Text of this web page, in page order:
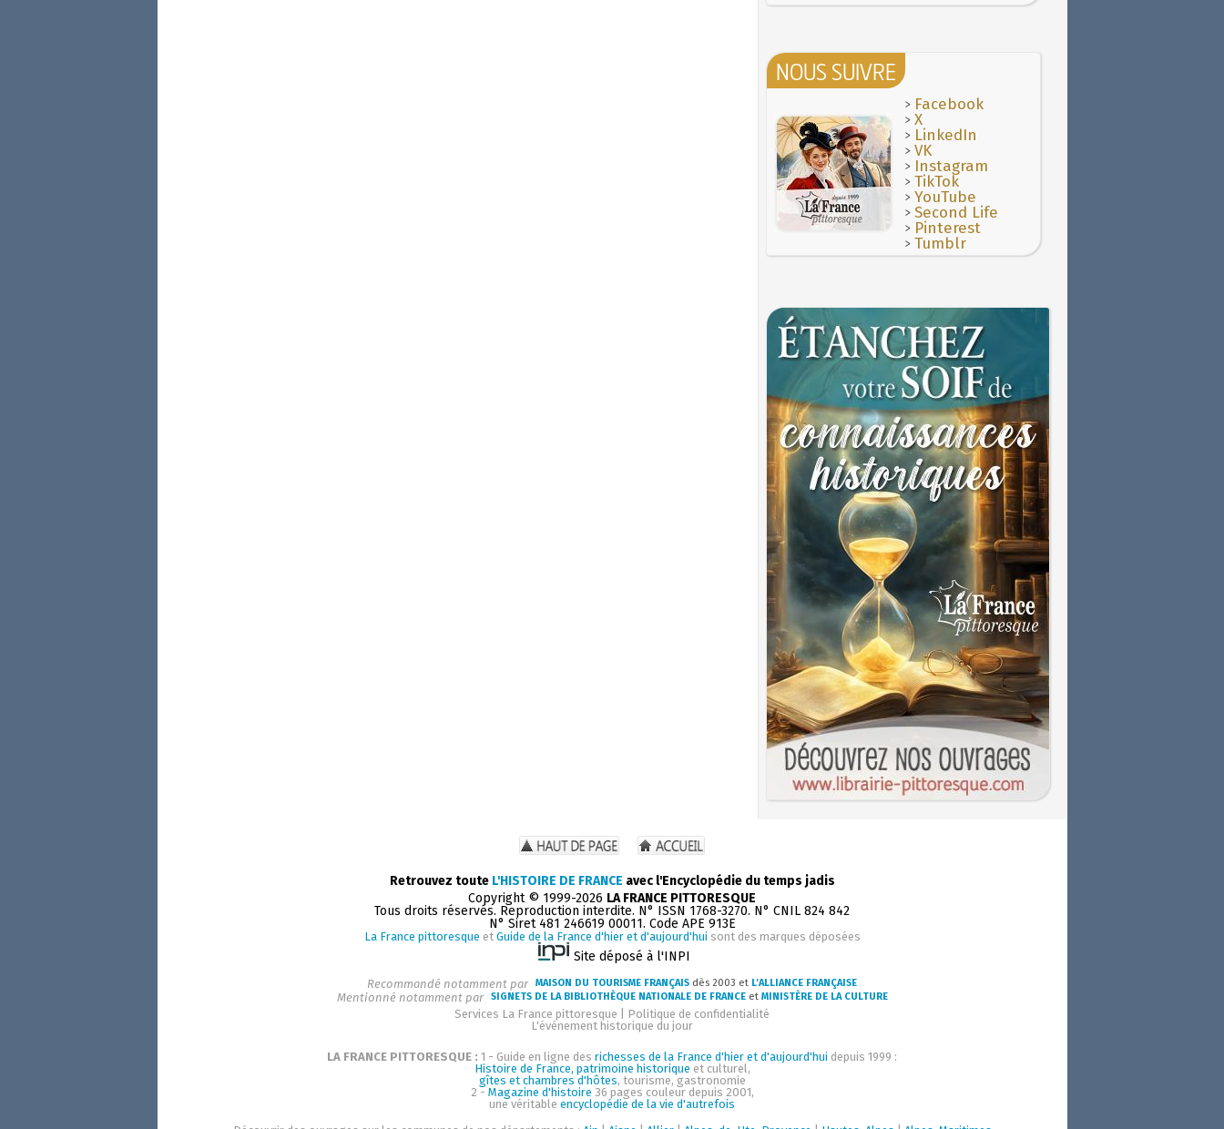
NOUS SUIVRE
> Facebook
>X
> LinkedIn
>VK
> Instagram
>TikTok
>YouTube
>Second Life
> Pinterest
>Tumblr
Retrouvez toute L'HISTOIRE DE FRANCE avec l'Encyclopédie du temps jadis
Copyright © 1999-2026 LA FRANCE PITTORESQUE
Tous droits réservés. Reproduction interdite. N° ISSN 1768-3270. N° CNIL 824 842
N° Siret 481 246619 00011. Code APE 913E
La France pittoresque et Guide de la France d'hier et d'aujourd'hui sont des marques déposées
Site déposé à l'INPI
Recommandé notamment par MAISON DU TOURISME FRANÇAIS dès 2003 et L'ALLIANCE FRANÇAISE
Mentionné notamment par SIGNETS DE LA BIBLIOTHÈQUE NATIONALE DE FRANCEet MINISTÈRE DE LA CULTURE
Services La France pittoresque
Politique de confidentialité
L'événement historique du jour
LA FRANCE PITTORESQUE : 1 - Guide en ligne des richesses de la France d'hier et d'aujourd'hui depuis 1999 :
Histoire de France, patrimoine historique et culturel,
gîtes et chambres d'hôtes, tourisme, gastronomie
2 - Magazine d'histoire 36 pages couleur depuis 2001,
une véritable encyclopédie de la vie d'autrefois